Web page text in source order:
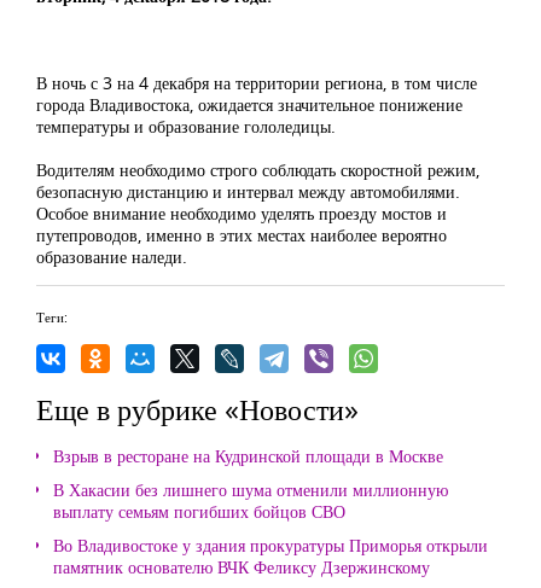
В ночь с 3 на 4 декабря на территории региона, в том числе
города Владивостока, ожидается значительное понижение
температуры и образование гололедицы.
Водителям необходимо строго соблюдать скоростной режим,
безопасную дистанцию и интервал между автомобилями.
Особое внимание необходимо уделять проезду мостов и
путепроводов, именно в этих местах наиболее вероятно
образование наледи.
Теги:
Еще в рубрике «Новости»
Взрыв в ресторане на Кудринской площади в Москве
В Хакасии без лишнего шума отменили миллионную
выплату семьям погибших бойцов СВО
Во Владивостоке у здания прокуратуры Приморья открыли
памятник основателю ВЧК Феликсу Дзержинскому